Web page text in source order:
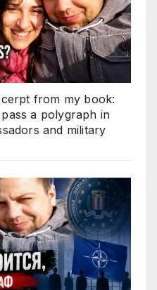
from my book:
a polygraph in
and military